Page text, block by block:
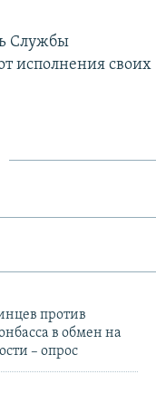
Службы
исполнения своих
против
в обмен на
– опрос